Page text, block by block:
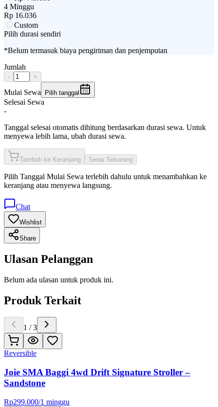
4 Minggu
Rp 16.036
Custom
Pilih durasi sendiri
*Belum termasuk biaya pengiriman dan penjemputan
Jumlah
- +
Mulai Sewa Pilih tanggal
Selesai Sewa
-
Tanggal selesai otomatis dihitung berdasarkan durasi sewa. Untuk
menyewa lebih lama, ubah durasi sewa.
Tambah ke Keranjang Sewa Sekarang
Pilih Tanggal Mulai Sewa terlebih dahulu untuk menambahkan ke
keranjang atau menyewa langsung.
Chat
Wishlist
Share
Ulasan Pelanggan
Belum ada ulasan untuk produk ini.
Produk Terkait
1 /3
Reversible
Joie SMA Baggi 4wd Drift Signature Stroller –
Sandstone
Rp299.000/1 minggu